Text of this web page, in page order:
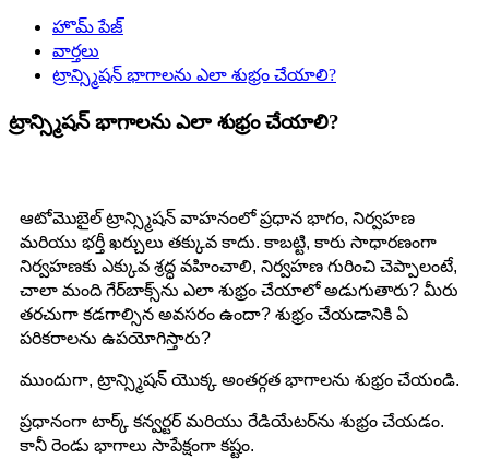
హొమ్ పేజ్
వార్తలు
ట్రాన్స్మిషన్ భాగాలను ఎలా శుభ్రం చేయాలి?
ట్రాన్స్మిషన్ భాగాలను ఎలా శుభ్రం చేయాలి?
ఆటోమొబైల్ ట్రాన్స్మిషన్ వాహనంలో ప్రధాన భాగం, నిర్వహణ
మరియు భర్తీ ఖర్చులు తక్కువ కాదు. కాబట్టి, కారు సాధారణంగా
నిర్వహణకు ఎక్కువ శ్రద్ధ వహించాలి, నిర్వహణ గురించి చెప్పాలంటే,
చాలా మంది గేర్‌బాక్స్‌ను ఎలా శుభ్రం చేయాలో అడుగుతారు? మీరు
తరచుగా కడగాల్సిన అవసరం ఉందా? శుభ్రం చేయడానికి ఏ
పరికరాలను ఉపయోగిస్తారు?
ముందుగా, ట్రాన్స్మిషన్ యొక్క అంతర్గత భాగాలను శుభ్రం చేయండి.
ప్రధానంగా టార్క్ కన్వర్టర్ మరియు రేడియేటర్‌ను శుభ్రం చేయడం.
కానీ రెండు భాగాలు సాపేక్షంగా కష్టం.